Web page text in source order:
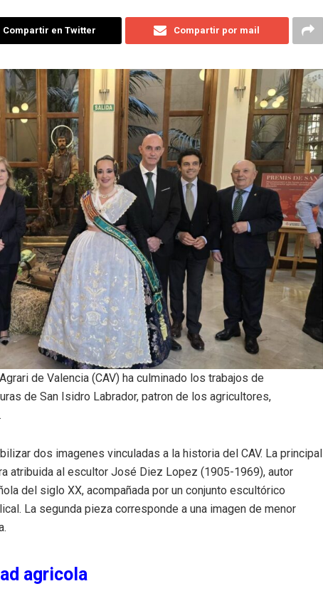
Compartir en Twitter Compartir por mail
de Valencia (CAV) ha culminado los trabajos de
de San Isidro Labrador, patron de los agricultores,
dos imagenes vinculadas a la historia del CAV. La principal
atribuida al escultor José Diez Lopez (1905-1969), autor
del siglo XX, acompañada por un conjunto escultórico
La segunda pieza corresponde a una imagen de menor
agricola